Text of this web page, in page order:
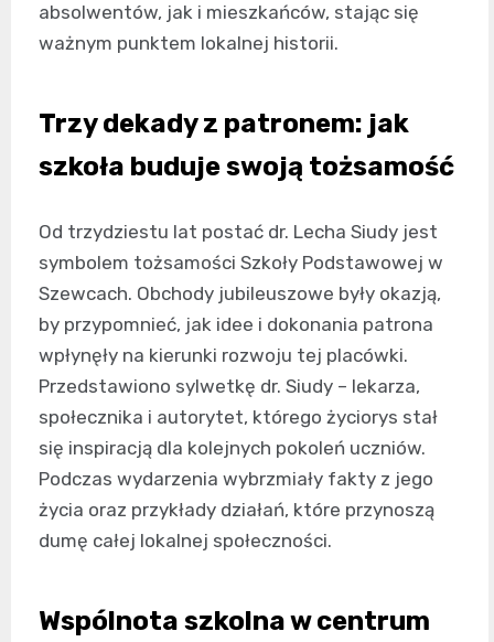
absolwentów, jak i mieszkańców, stając się
ważnym punktem lokalnej historii.
Trzy dekady z patronem: jak
szkoła buduje swoją tożsamość
Od trzydziestu lat postać dr. Lecha Siudy jest
symbolem tożsamości Szkoły Podstawowej w
Szewcach. Obchody jubileuszowe były okazją,
by przypomnieć, jak idee i dokonania patrona
wpłynęły na kierunki rozwoju tej placówki.
Przedstawiono sylwetkę dr. Siudy – lekarza,
społecznika i autorytet, którego życiorys stał
się inspiracją dla kolejnych pokoleń uczniów.
Podczas wydarzenia wybrzmiały fakty z jego
życia oraz przykłady działań, które przynoszą
dumę całej lokalnej społeczności.
Wspólnota szkolna w centrum